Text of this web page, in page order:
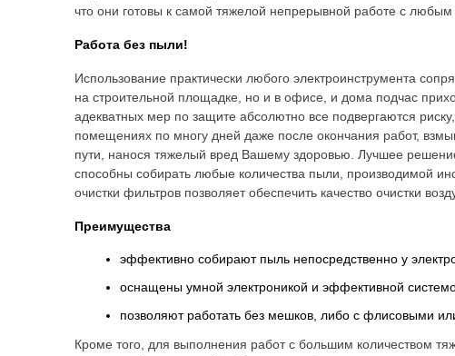
что они готовы к самой тяжелой непрерывной работе с
Работа без пыли!
Использование практически любого электроинструмента
на строительной площадке, но и в офисе, и дома подчас
адекватных мер по защите абсолютно все подвергаются
помещениях по многу дней даже после окончания работ,
пути, нанося тяжелый вред Вашему здоровью. Лучшее
способны собирать любые количества пыли, производимой
очистки фильтров позволяет обеспечить качество очистки
Преимущества
эффективно собирают пыль непосредственно у
оснащены умной электроникой и эффективной
позволяют работать без мешков, либо с флисовыми
Кроме того, для выполнения работ с большим количеством